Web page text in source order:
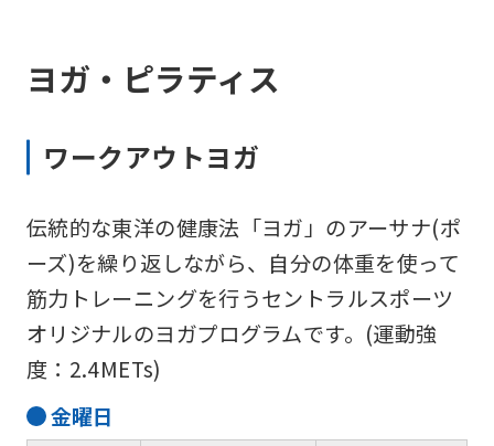
ヨガ・ピラティス
ワークアウトヨガ
伝統的な東洋の健康法「ヨガ」のアーサナ(ポ
ーズ)を繰り返しながら、自分の体重を使って
筋力トレーニングを行うセントラルスポーツ
オリジナルのヨガプログラムです。(運動強
度：2.4METs)
金曜日